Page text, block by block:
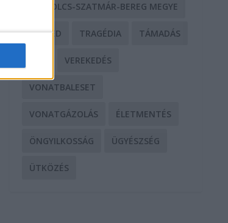
SZABOLCS-SZATMÁR-BEREG MEGYE
SZEGED TRAGÉDIA TÁMADÁS
VEREKEDÉS
VONATBALESET
VONATGÁZOLÁS ÉLETMENTÉS
ÖNGYILKOSSÁG ÜGYÉSZSÉG
ÜTKÖZÉS